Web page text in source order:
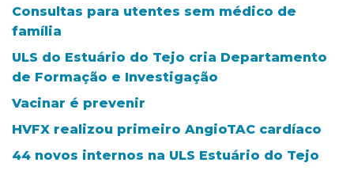
Consultas para utentes sem médico de
família
ULS do Estuário do Tejo cria Departamento
de Formação e Investigação
Vacinar é prevenir
HVFX realizou primeiro AngioTAC cardíaco
44 novos internos na ULS Estuário do Tejo